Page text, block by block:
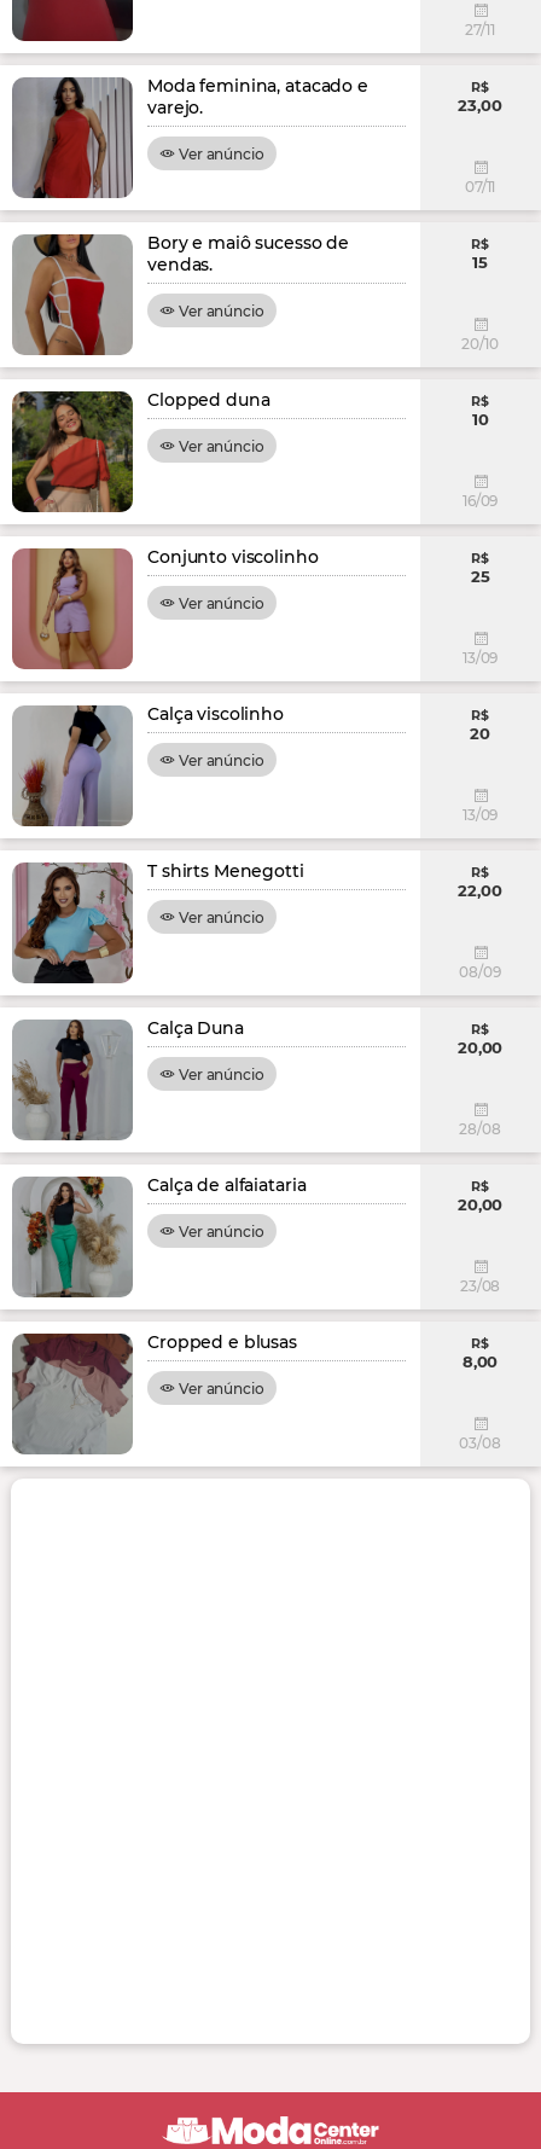
27/11
Moda feminina, atacado e
varejo.
Ver anúncio
R$
23,00
07/11
Bory e maiô sucesso de
vendas.
Ver anúncio
R$
15
20/10
Clopped duna
Ver anúncio
R$
10
16/09
Conjunto viscolinho
Ver anúncio
R$
25
13/09
Calça viscolinho
Ver anúncio
R$
20
13/09
T shirts Menegotti
Ver anúncio
R$
22,00
08/09
Calça Duna
Ver anúncio
R$
20,00
28/08
Calça de alfaiataria
Ver anúncio
R$
20,00
23/08
Cropped e blusas
Ver anúncio
R$
8,00
03/08